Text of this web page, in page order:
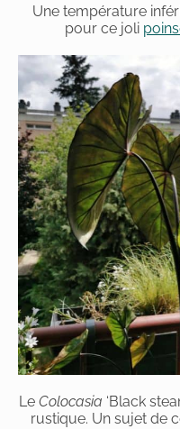
Une température
pour ce joli
Le Colocasia ‘Black
rustique. Un sujet de